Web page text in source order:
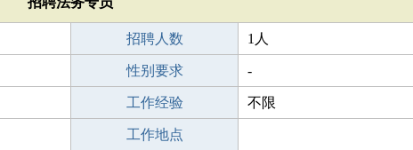
招聘人数 1人
性别要求 -
工作经验 不限
工作地点